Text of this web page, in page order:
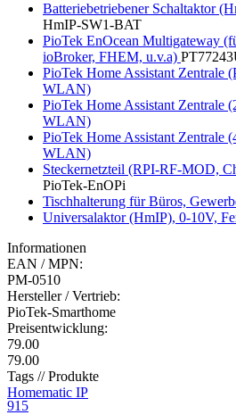
Batteriebetriebener Schaltaktor
HmIP-SW1-BAT
PioTek EnOcean Multigateway
ioBroker, FHEM, u.v.a)
PioTek Home Assistant Zentrale
WLAN)
PioTek Home Assistant Zentrale
WLAN)
PioTek Home Assistant Zentrale
WLAN)
Steckernetzteil (RPI-RF-MOD,
PioTek-EnOPi
Tischhalterung für Büros,
Universalaktor (HmIP), 0-10V,
Informationen
EAN / MPN:
PM-0510
Hersteller / Vertrieb:
PioTek-Smarthome
Preisentwicklung:
79.00
79.00
Tags // Produkte
Homematic IP
915